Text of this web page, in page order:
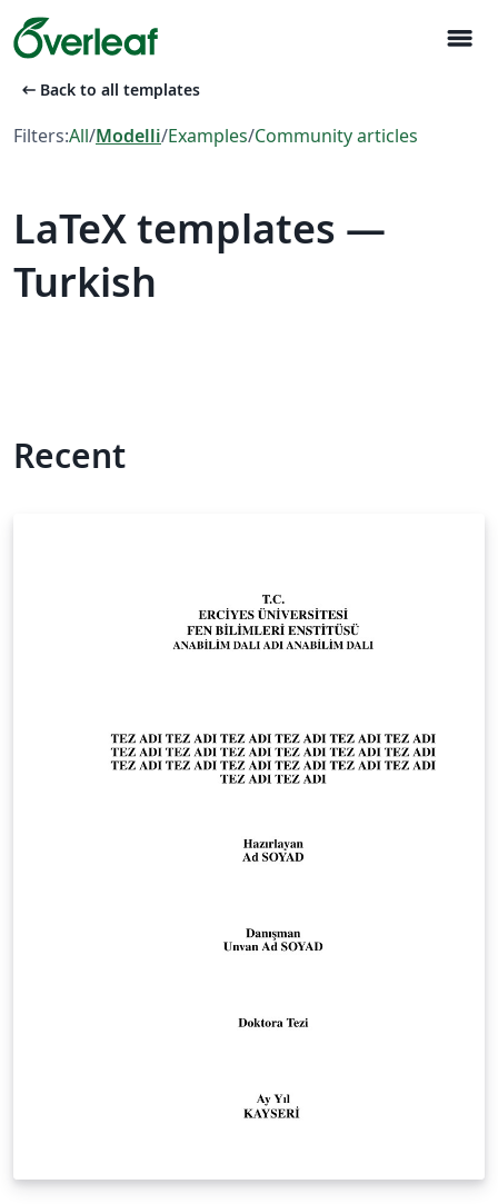
menu
arrow_left_alt Back to all templates
Filters:All/Modelli/Examples/Community articles
LaTeX templates —
Turkish
Recent